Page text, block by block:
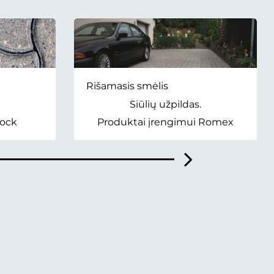
Rišamasis smėlis
Siūlių užpildas.
Produktai įrengimui Romex